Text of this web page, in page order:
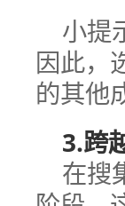
小提
因此，
的其他
3.跨
在搜